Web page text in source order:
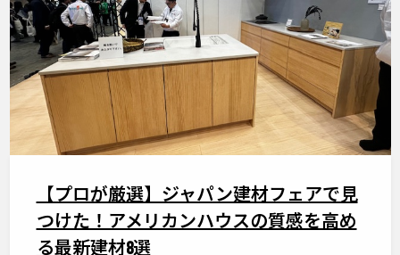
【プロが厳選】ジャパン建材フェアで見
つけた！アメリカンハウスの質感を高め
る最新建材8選